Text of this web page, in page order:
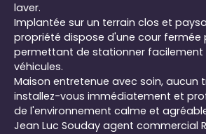
laver.
Implantée sur un terrain clos et
propriété dispose d'une cour fermée
permettant de stationner facilement
véhicules.
Maison entretenue avec soin, aucun
installez-vous immédiatement et
de l'environnement calme et
Jean Luc Souday agent commercial